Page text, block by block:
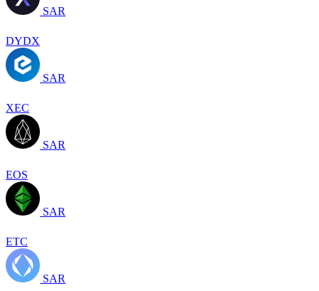
SAR
DYDX
SAR
XEC
SAR
EOS
SAR
ETC
SAR